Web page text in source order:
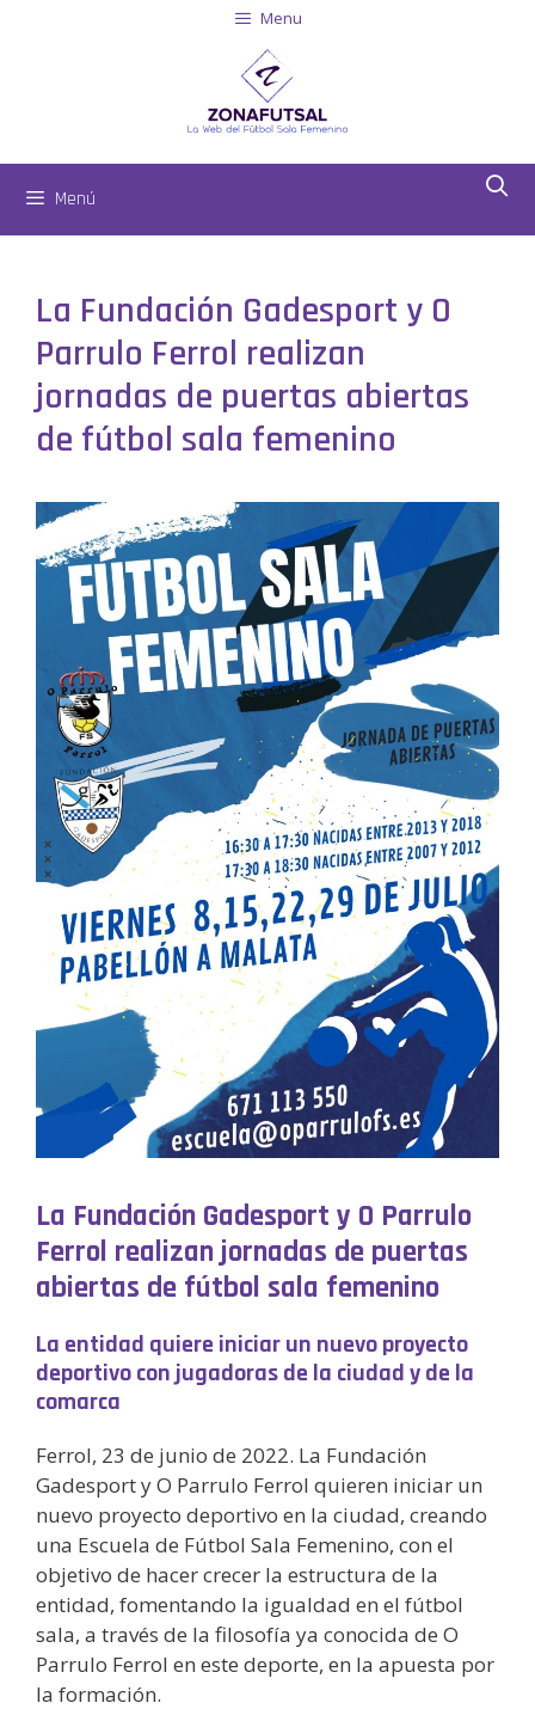
Menu
Menú
La Fundación Gadesport y O
Parrulo Ferrol realizan
jornadas de puertas abiertas
de fútbol sala femenino
La Fundación Gadesport y O Parrulo
Ferrol realizan jornadas de puertas
abiertas de fútbol sala femenino
La entidad quiere iniciar un nuevo proyecto
deportivo con jugadoras de la ciudad y de la
comarca
Ferrol, 23 de junio de 2022. La Fundación
Gadesport y O Parrulo Ferrol quieren iniciar un
nuevo proyecto deportivo en la ciudad, creando
una Escuela de Fútbol Sala Femenino, con el
objetivo de hacer crecer la estructura de la
entidad, fomentando la igualdad en el fútbol
sala, a través de la filosofía ya conocida de O
Parrulo Ferrol en este deporte, en la apuesta por
la formación.